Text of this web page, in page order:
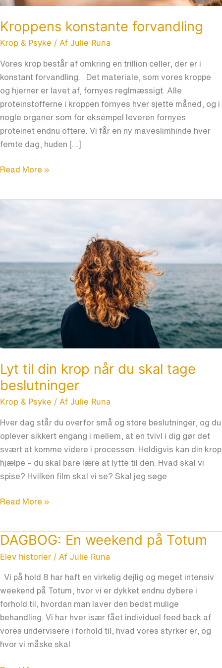
Kroppens konstante forvandling
Krop & Psyke / Af Julie Runa
Vores krop består af omkring en trillion celler, der er i
konstant forvandling. Det materiale, som vores kroppe
og hjerner er lavet af, fornyes reglmæssigt. Alle
proteinstofferne i kroppen fornyes hver sjette måned, og i
nogle organer som for eksempel leveren fornyes
proteinet endnu oftere. Vi får en ny maveslimhinde hver
femte dag, huden […]
Read More »
Lyt til din krop når du skal tage
beslutninger
Krop & Psyke / Af Julie Runa
Hver dag står du overfor små og store beslutninger, og du
oplever sikkert engang i mellem, at en tvivl i dig gør det
svært at komme videre i processen. Heldigvis kan din krop
hjælpe – du skal bare lære at lytte til den. Hvad skal vi
spise? Hvilken film skal vi se? Skal jeg søge
når
du
skal
tage
beslutninger
Read More »
DAGBOG: En weekend på Totum
Elev historier / Af Julie Runa
Vi på hold 8 har haft en virkelig dejlig og meget intensiv
weekend på Totum, hvor vi er dykket endnu dybere i
forhold til, hvordan man laver den bedst mulige
behandling. Vi har hver især fået individuel feed back af
vores undervisere i forhold til, hvad vores styrker er, og
hvor vi måske skal
DAGBOG:
på
Totum